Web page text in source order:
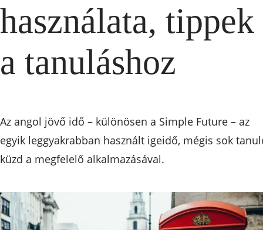
használata, tippek
a tanuláshoz
Az angol jövő idő – különösen a Simple Future – az
egyik leggyakrabban használt igeidő, mégis sok
küzd a megfelelő alkalmazásával.